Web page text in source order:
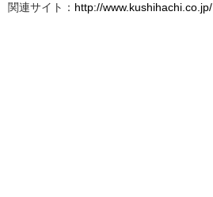
関連サイト： http://www.kushihachi.co.jp/